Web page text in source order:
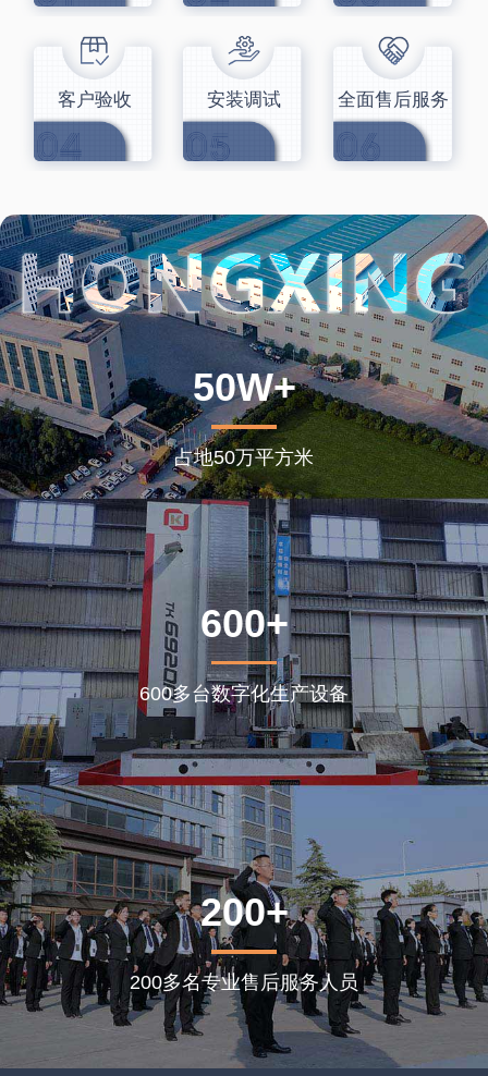
客户验收 安装调试 全面售后服务
50W+
占地50万平方米
600+
600多台数字化生产设备
200+
200多名专业售后服务人员